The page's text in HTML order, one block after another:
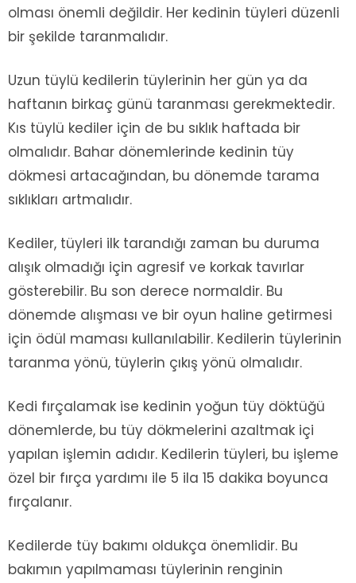
olması önemli değildir. Her kedinin tüyleri düzenli
bir şekilde taranmalıdır.
Uzun tüylü kedilerin tüylerinin her gün ya da
haftanın birkaç günü taranması gerekmektedir.
Kıs tüylü kediler için de bu sıklık haftada bir
olmalıdır. Bahar dönemlerinde kedinin tüy
dökmesi artacağından, bu dönemde tarama
sıklıkları artmalıdır.
Kediler, tüyleri ilk tarandığı zaman bu duruma
alışık olmadığı için agresif ve korkak tavırlar
gösterebilir. Bu son derece normaldir. Bu
dönemde alışması ve bir oyun haline getirmesi
için ödül maması kullanılabilir. Kedilerin tüylerinin
taranma yönü, tüylerin çıkış yönü olmalıdır.
Kedi fırçalamak ise kedinin yoğun tüy döktüğü
dönemlerde, bu tüy dökmelerini azaltmak içi
yapılan işlemin adıdır. Kedilerin tüyleri, bu işleme
özel bir fırça yardımı ile 5 ila 15 dakika boyunca
fırçalanır.
Kedilerde tüy bakımı oldukça önemlidir. Bu
bakımın yapılmaması tüylerinin renginin